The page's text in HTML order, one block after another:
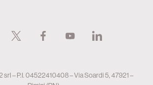
srl – P.I. 04522410408 – Via Soardi 5, 47921 –